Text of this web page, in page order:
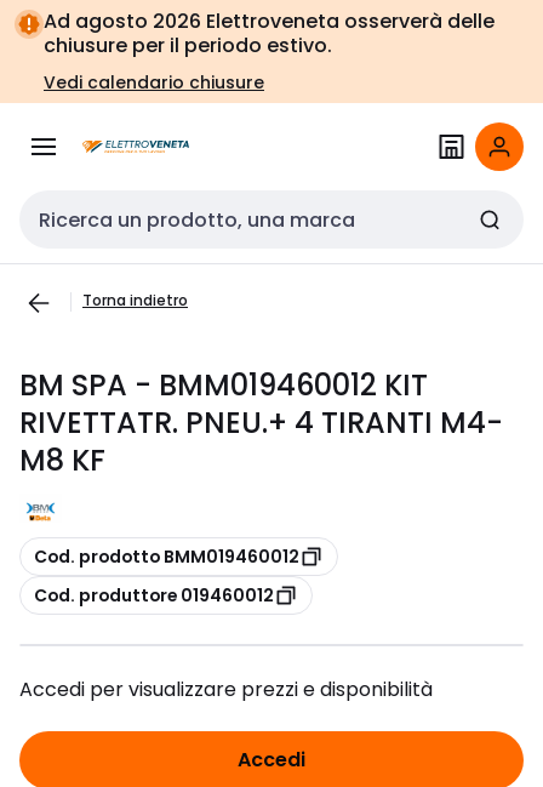
Vai alla
navigazione
Vai
alla
pagina
Ad agosto 2026 Elettroveneta osserverà delle
chiusure per il periodo estivo.
Vedi calendario chiusure
Cerca input
Torna indietro
BM SPA - BMM019460012 KIT
RIVETTATR. PNEU.+ 4 TIRANTI M4-
M8 KF
copia
Cod. prodotto BMM019460012
copia
Cod. produttore 019460012
Accedi per visualizzare prezzi e disponibilità
Accedi